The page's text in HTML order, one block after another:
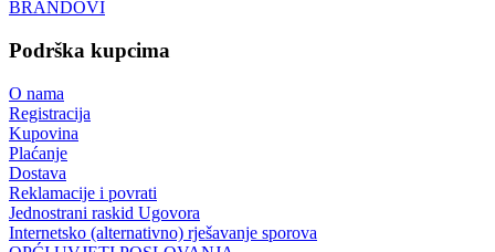
BRANDOVI
Podrška kupcima
O nama
Registracija
Kupovina
Plaćanje
Dostava
Reklamacije i povrati
Jednostrani raskid Ugovora
Internetsko (alternativno) rješavanje sporova